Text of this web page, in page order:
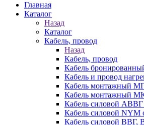
Главная
Каталог
Назад
Каталог
Кабель, провод
Назад
Кабель, провод
Кабель
Кабель и провод
Кабель монтажный
Кабель монтажный
Кабель силовой
Кабель силовой NYM
Кабель силовой